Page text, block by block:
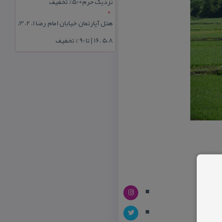
هتل آپارتمان خیابان امام رضا 1، 2، 3،
5،8 ،16 | تا 90 % تخفیف